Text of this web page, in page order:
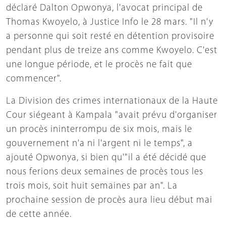
déclaré Dalton Opwonya, l'avocat principal de
Thomas Kwoyelo, à Justice Info le 28 mars. "Il n'y
a personne qui soit resté en détention provisoire
pendant plus de treize ans comme Kwoyelo. C'est
une longue période, et le procès ne fait que
commencer".
La Division des crimes internationaux de la Haute
Cour siégeant à Kampala "avait prévu d'organiser
un procès ininterrompu de six mois, mais le
gouvernement n'a ni l'argent ni le temps", a
ajouté Opwonya, si bien qu'"il a été décidé que
nous ferions deux semaines de procès tous les
trois mois, soit huit semaines par an". La
prochaine session de procès aura lieu début mai
de cette année.